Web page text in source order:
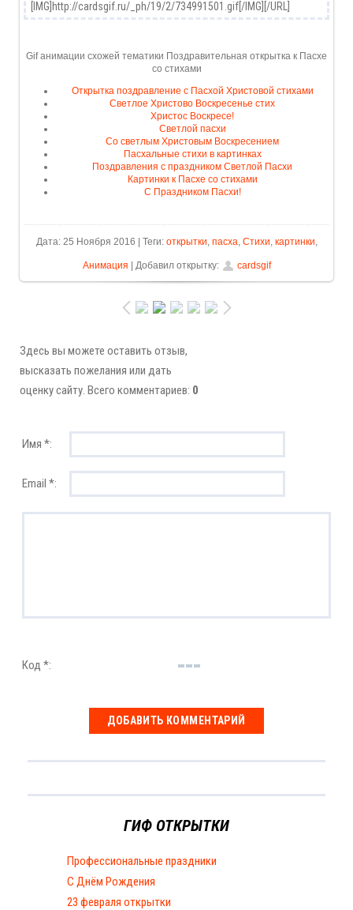
Gif анимации схожей тематики Поздравительная открытка к Пасхе
со стихами
Открытка поздравление с Пасхой Христовой стихами
Светлое Христово Воскресенье стих
Христос Воскресе!
Светлой пасхи
Со светлым Христовым Воскресением
Пасхальные стихи в картинках
Поздравления с праздником Светлой Пасхи
Картинки к Пасхе со стихами
С Праздником Пасхи!
Дата: 25 Ноября 2016 | Теги: открытки, пасха, Стихи, картинки,
Анимация | Добавил открытку: cardsgif
Здесь вы можете оставить отзыв,
высказать пожелания или дать
оценку сайту. Всего комментариев: 0
Имя *:
Email *:
Код *:
ГИФ ОТКРЫТКИ
Профессиональные праздники
С Днём Рождения
23 февраля открытки